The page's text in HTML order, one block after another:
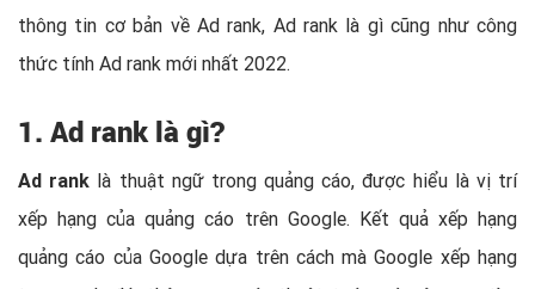
thông tin cơ bản về Ad rank, Ad rank là gì cũng như công
thức tính Ad rank mới nhất 2022.
1. Ad rank là gì?
Ad rank là thuật ngữ trong quảng cáo, được hiểu là vị trí
xếp hạng của quảng cáo trên Google. Kết quả xếp hạng
quảng cáo của Google dựa trên cách mà Google xếp hạng